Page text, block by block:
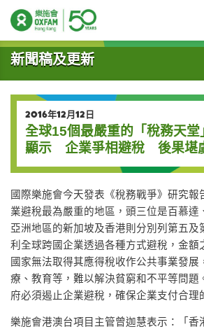
開始主要內容
新聞稿及更新
2016年12月12日
全球15個最嚴重的「稅務天堂
顯示 企業爭相避稅 後果堪
國際樂施會今天發表《稅務戰爭》研究報
業避稅最為嚴重的地區，頭三位是百慕達
亞洲地區的新加坡及香港則分別列第五及
利全球跨國企業透過各種方式避稅，金額
國家無法取得其應得稅收作公共事業發展
療、教育等，難以解決貧窮和不平等問題
府必須遏止企業避稅，確保企業支付合理
樂施會港澳台項目主管曾迦慧表示：「香